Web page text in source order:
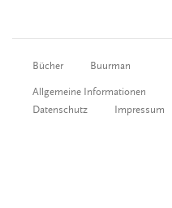
Bücher Buurman
Allgemeine Informationen
Datenschutz
Impressum